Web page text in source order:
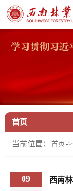
首页
当前位置： 首页 ->
09